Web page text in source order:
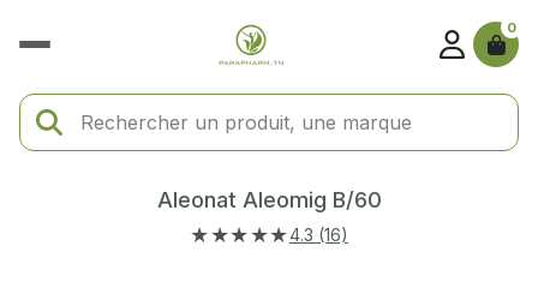
0
Aleonat Aleomig B/60
★★★★★4.3 (16)